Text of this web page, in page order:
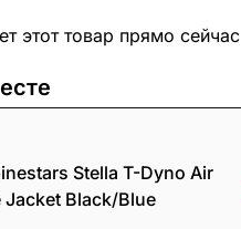
этот товар прямо сейчас
Stella T-Dyno Air
Jacket Black/Blue